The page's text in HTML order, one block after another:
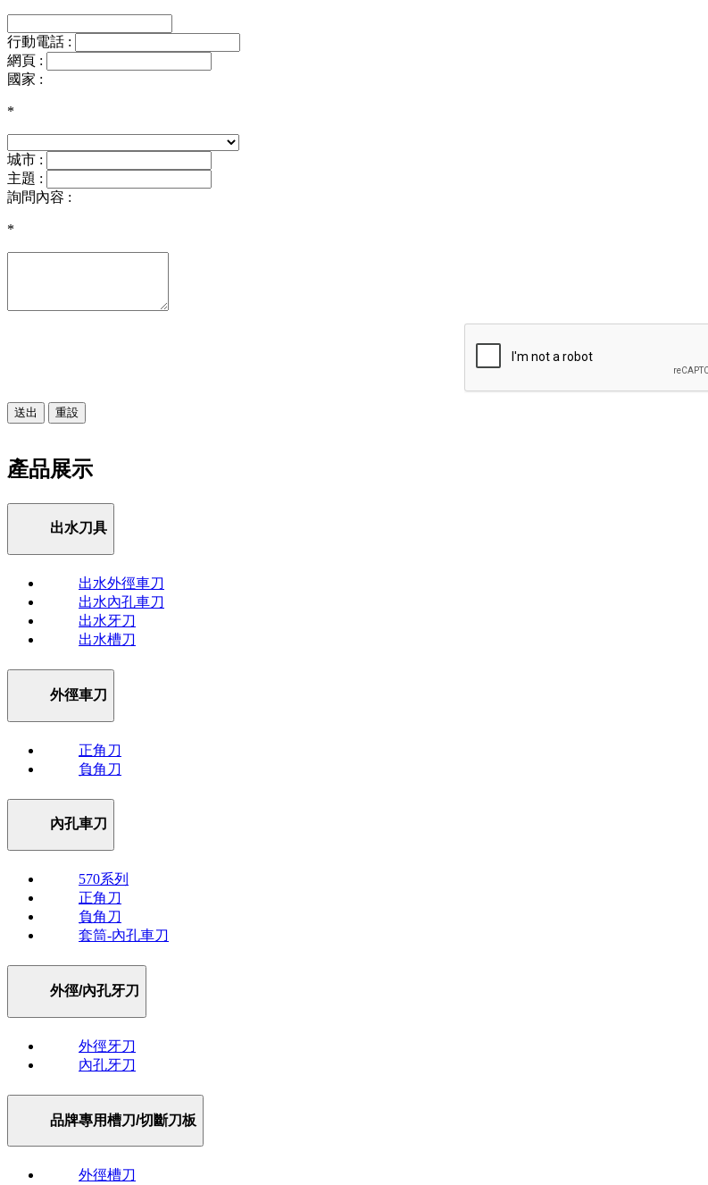
行動電話 :
網頁 :
國家 :
*
城市 :
主題 :
詢問內容 :
*
送出 重設
產品展示
出水刀具
出水外徑車刀
出水內孔車刀
出水牙刀
出水槽刀
外徑車刀
正角刀
負角刀
內孔車刀
570系列
正角刀
負角刀
套筒-內孔車刀
外徑/內孔牙刀
外徑牙刀
內孔牙刀
品牌專用槽刀/切斷刀板
外徑槽刀